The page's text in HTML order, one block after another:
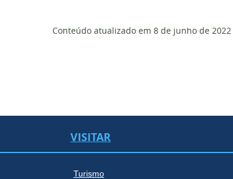
Conteúdo atualizado em 8 de junho de 2022
VISITAR
Turismo